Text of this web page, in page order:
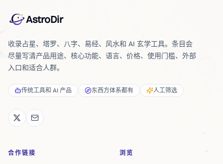
AstroDir
收录占星、塔罗、八字、易经、风水和 AI 玄学工具。条目会
尽量写清产品用途、核心功能、语言、价格、使用门槛、外部
入口和适合人群。
传统工具和 AI 产品 东西方体系都有 人工筛选
合作链接 浏览